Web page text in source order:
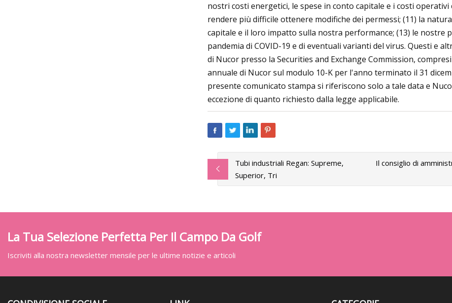
nostri costi energetici, le spese in conto capitale e i costi
rendere più difficile ottenere modifiche dei permessi; (11) la
capitale e il loro impatto sulla nostra performance; (13) le nostre
pandemia di COVID-19 e di eventuali varianti del virus. Questi e
di Nucor presso la Securities and Exchange Commission,
annuale di Nucor sul modulo 10-K per l'anno terminato il 31
presente comunicato stampa si riferiscono solo a tale data e
eccezione di quanto richiesto dalla legge applicabile.
Tubi industriali Regan: Supreme,
Superior, Tri
Il consiglio di
La Tua Selezione Perfetta Per Il Campo Da Golf
Iscriviti alla nostra newsletter mensile per le ultime notizie e articoli